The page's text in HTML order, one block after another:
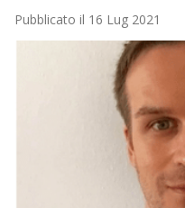
Pubblicato il 16 Lug 2021